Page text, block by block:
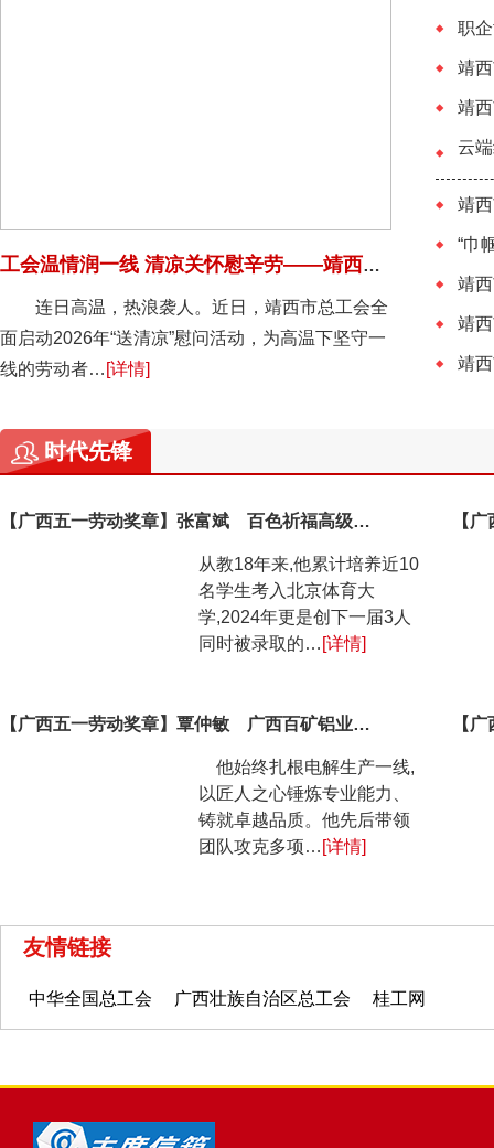
工会温情润一线 清凉关怀慰辛劳——靖西市总工会2026年“送清凉”慰问活动
连日高温，热浪袭人。近日，靖西市总工会全
面启动2026年“送清凉”慰问活动，为高温下坚守一
线的劳动者… [详情]
靖
时代先锋
【广西五一劳动奖章】张富斌 百色祈福高级…
从教18年来,他累计培养近10
名学生考入北京体育大
学,2024年更是创下一届3人
同时被录取的… [详情]
【
【广西五一劳动奖章】覃仲敏 广西百矿铝业…
他始终扎根电解生产一线,
以匠人之心锤炼专业能力、
铸就卓越品质。他先后带领
团队攻克多项… [详情]
【
友情链接
中华全国总工会 广西壮族自治区总工会 桂工网